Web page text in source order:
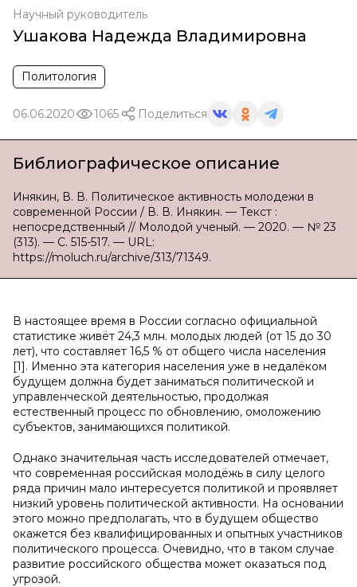
Научный руководитель
Ушакова Надежда Владимировна
Политология
06.06.2020 1065 Поделиться
Библиографическое описание
Инякин, В. В. Политическое активность молодежи в
современной России / В. В. Инякин. — Текст :
непосредственный // Молодой ученый. — 2020. — № 23
(313). — С. 515-517. — URL:
https://moluch.ru/archive/313/71349.
В настоящее время в России согласно официальной
статистике живёт 24,3 млн. молодых людей (от 15 до 30
лет), что составляет 16,5 % от общего числа населения
[1]. Именно эта категория населения уже в недалёком
будущем должна будет заниматься политической и
управленческой деятельностью, продолжая
естественный процесс по обновлению, омоложению
субъектов, занимающихся политикой.
Однако значительная часть исследователей отмечает,
что современная российская молодёжь в силу целого
ряда причин мало интересуется политикой и проявляет
низкий уровень политической активности. На основании
этого можно предполагать, что в будущем общество
окажется без квалифицированных и опытных участников
политического процесса. Очевидно, что в таком случае
развитие российского общества может оказаться под
угрозой.